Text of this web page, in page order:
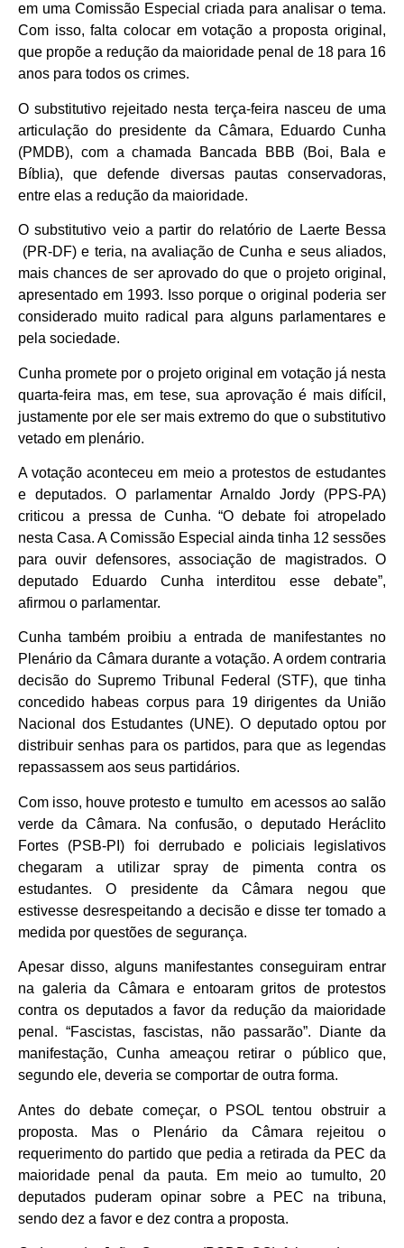
em uma Comissão Especial criada para analisar o tema.
Com isso, falta colocar em votação a proposta original,
que propõe a redução da maioridade penal de 18 para 16
anos para todos os crimes.
O substitutivo rejeitado nesta terça-feira nasceu de uma
articulação do presidente da Câmara, Eduardo Cunha
(PMDB), com a chamada Bancada BBB (Boi, Bala e
Bíblia), que defende diversas pautas conservadoras,
entre elas a redução da maioridade.
O substitutivo veio a partir do relatório de Laerte Bessa
(PR-DF) e teria, na avaliação de Cunha e seus aliados,
mais chances de ser aprovado do que o projeto original,
apresentado em 1993. Isso porque o original poderia ser
considerado muito radical para alguns parlamentares e
pela sociedade.
Cunha promete por o projeto original em votação já nesta
quarta-feira mas, em tese, sua aprovação é mais difícil,
justamente por ele ser mais extremo do que o substitutivo
vetado em plenário.
A votação aconteceu em meio a protestos de estudantes
e deputados. O parlamentar Arnaldo Jordy (PPS-PA)
criticou a pressa de Cunha. “O debate foi atropelado
nesta Casa. A Comissão Especial ainda tinha 12 sessões
para ouvir defensores, associação de magistrados. O
deputado Eduardo Cunha interditou esse debate”,
afirmou o parlamentar.
Cunha também proibiu a entrada de manifestantes no
Plenário da Câmara durante a votação. A ordem contraria
decisão do Supremo Tribunal Federal (STF), que tinha
concedido habeas corpus para 19 dirigentes da União
Nacional dos Estudantes (UNE). O deputado optou por
distribuir senhas para os partidos, para que as legendas
repassassem aos seus partidários.
Com isso, houve protesto e tumulto em acessos ao salão
verde da Câmara. Na confusão, o deputado Heráclito
Fortes (PSB-PI) foi derrubado e policiais legislativos
chegaram a utilizar spray de pimenta contra os
estudantes. O presidente da Câmara negou que
estivesse desrespeitando a decisão e disse ter tomado a
medida por questões de segurança.
Apesar disso, alguns manifestantes conseguiram entrar
na galeria da Câmara e entoaram gritos de protestos
contra os deputados a favor da redução da maioridade
penal. “Fascistas, fascistas, não passarão”. Diante da
manifestação, Cunha ameaçou retirar o público que,
segundo ele, deveria se comportar de outra forma.
Antes do debate começar, o PSOL tentou obstruir a
proposta. Mas o Plenário da Câmara rejeitou o
requerimento do partido que pedia a retirada da PEC da
maioridade penal da pauta. Em meio ao tumulto, 20
deputados puderam opinar sobre a PEC na tribuna,
sendo dez a favor e dez contra a proposta.